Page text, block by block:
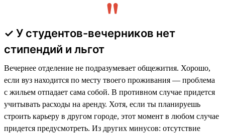
✓ У студентов-вечерников нет
стипендий и льгот
Вечернее отделение не подразумевает общежития. Хорошо,
если вуз находится по месту твоего проживания — проблема
с жильем отпадает сама собой. В противном случае придется
учитывать расходы на аренду. Хотя, если ты планируешь
строить карьеру в другом городе, этот момент в любом случае
придется предусмотреть. Из других минусов: отсутствие